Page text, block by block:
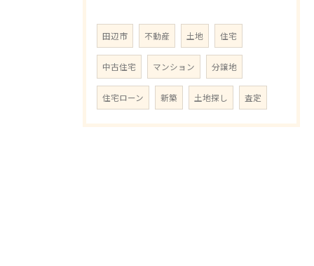
田辺市 不動産 土地 住宅
中古住宅 マンション 分譲地
住宅ローン 新築 土地探し 査定